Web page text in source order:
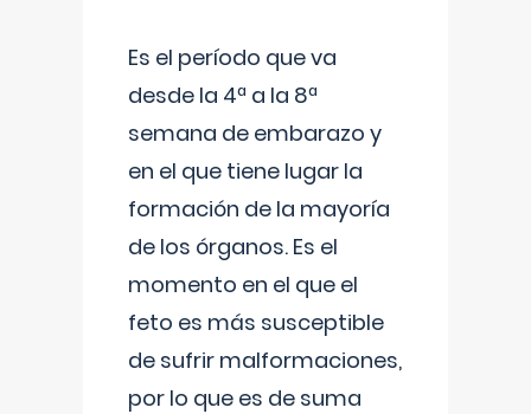
Es el período que va
desde la 4ª a la 8ª
semana de embarazo y
en el que tiene lugar la
formación de la mayoría
de los órganos. Es el
momento en el que el
feto es más susceptible
de sufrir malformaciones,
por lo que es de suma